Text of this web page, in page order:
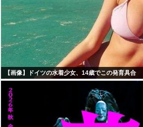
【画像】ドイツの水着少女、14歳でこの発育具合